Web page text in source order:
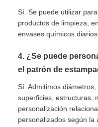
Sí. Se puede utilizar
productos de limpieza,
envases químicos
4. ¿Se puede
el patrón de
Sí. Admitimos
superficies, estructuras,
personalización
personalizados según la